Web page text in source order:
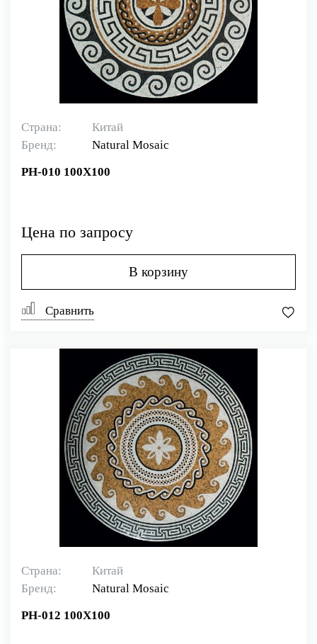
Страна:
Китай
Бренд:
Natural Mosaiс
PH-010 100X100
Цена по запросу
В корзину
Сравнить
Страна:
Китай
Бренд:
Natural Mosaiс
PH-012 100X100